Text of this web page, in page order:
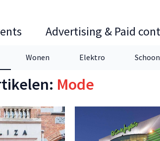
Wonen Elektro
Advertising & Paid
Mode